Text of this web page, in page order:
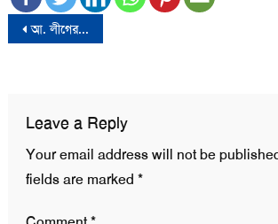
Post
আ. লীগের প্রেসিডিয়াম সদস্য কাজী জাফর উল্যাহ গ্রেফতার
Leave a Reply
Your email address will not be
fields are marked *